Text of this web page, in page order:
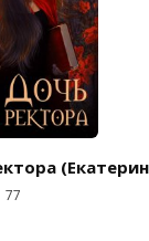
77